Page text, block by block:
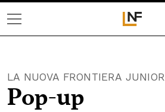
LA NUOVA FRONTIERA JUNIOR
Pop-up